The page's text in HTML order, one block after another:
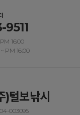
9511
16:00
PM 16:00
)털보낚시
04-003095